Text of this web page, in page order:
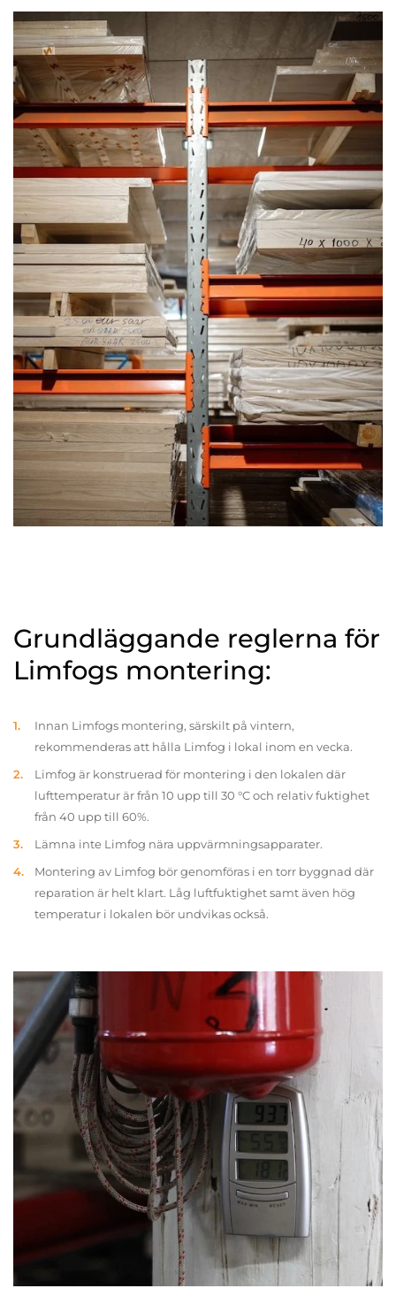
Grundläggande reglerna för
Limfogs montering:
Innan Limfogs montering, särskilt på vintern,
rekommenderas att hålla Limfog i lokal inom en vecka.
Limfog är konstruerad för montering i den lokalen där
lufttemperatur är från 10 upp till 30 °C och relativ fuktighet
från 40 upp till 60%.
Lämna inte Limfog nära uppvärmningsapparater.
Montering av Limfog bör genomföras i en torr byggnad där
reparation är helt klart. Låg luftfuktighet samt även hög
temperatur i lokalen bör undvikas också.